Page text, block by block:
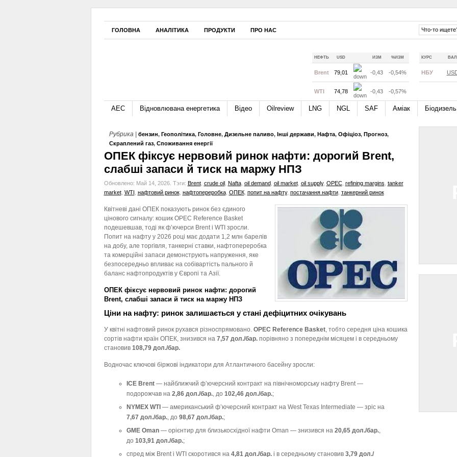
ГОЛОВНА АНАЛІТИКА ПРОДУКТИ ПРО НАС
КУРС ВАЛ
НБУ
НЕФТЬ USD ИЗМ %ИЗМ
Brent 79,01 -0,43 -0,54%
WTI 74,78 -0,43 -0,57%
АЕС Відновлювана енергетика Відео Oilreview LNG NGL SAF Аміак Біодизель
Рубрика | бензин, Геополітика, Головне, Дизельне паливо, Інші держави, Нафта, Офіціоз, Прогноз,
Скраплений газ, Споживання енергії
ОПЕК фіксує нервовий ринок нафти: дорогий Brent,
слабші запаси й тиск на маржу НПЗ
Обновлено: Май 14, 2026. Тэги: Brent, crude oil, Nafta, oil demand, oil market, oil supply, OPEC, refining margins tanker
market, WTI нафтовий ринок, нафтопереробка, ОПЕК, попит на нафту, постачання нафти, танкерний ринок
Квітневі дані ОПЕК показують ринок без єдиного
цінового сигналу: кошик OPEC Reference Basket
подешевшав, тоді як ф’ючерси Brent і WTI зросли.
Попит на нафту у 2026 році має додати 1,2 млн барелів
на добу, але торгівля, танкерні ставки, нафтопереробка
та комерційні запаси демонструють напруження, яке
безпосередньо впливає на собівартість пального й
баланс нафтопродуктів у Європі та Азії.
ОПЕК фіксує нервовий ринок нафти: дорогий
Brent, слабші запаси й тиск на маржу НПЗ
Ціни на нафту: ринок залишається у стані дефіцитних очікувань
У квітні нафтовий ринок рухався різноспрямовано. OPEC Reference Basket, тобто середня ціна кошика
сортів нафти країн ОПЕК, знизився на 7,57 дол./бар.порівняно з попереднім місяцем і в середньому
становив 108,79 дол./бар.
Водночас ключові біржові індикатори для Атлантичного басейну зросли:
ICE Brent— найближчий ф’ючерсний контракт на північноморську нафту Brent —
подорожчав на 2,86 дол./бар., до 102,46 дол./бар.;
NYMEX WTI — американський ф’ючерсний контракт на West Texas Intermediate — зріс на
7,67 дол./бар., до 98,67 дол./бар.;
GME Oman— орієнтир для близькосхідної нафти Oman — знизився на 20,65 дол./бар.,
до 103,91 дол./бар.;
спред між Brent і WTI скоротився на 4,81 дол./бар.і в середньому становив 3,79 дол./